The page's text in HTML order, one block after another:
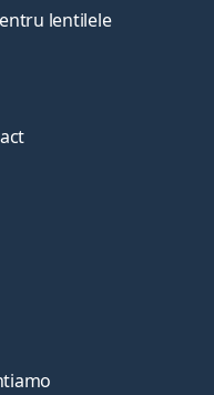
lentilele